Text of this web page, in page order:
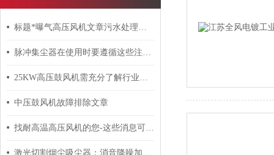
标题*曝气高压风机文章污水处理曝气高压鼓风机
脉冲集尘器在使用时要遵循这些注意事项
25KW高压鼓风机需充分了解行业的优劣势
中压鼓风机故障排除文章
找耐高温高压风机的您-这些消息可以了解一下
激光切割烟尘吸尘器：消音降噪加持下的静音运行方案